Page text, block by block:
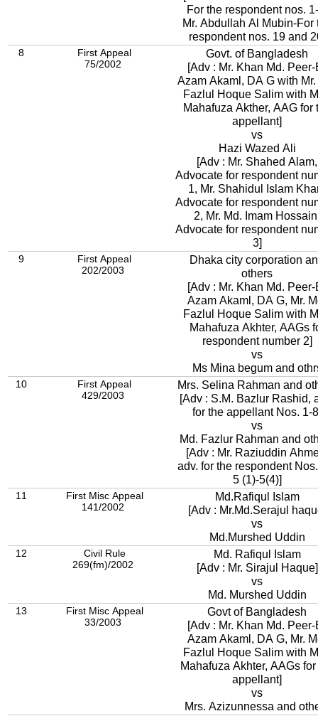
For the respondent nos.
Mr. Abdullah Al Mubin-For
respondent nos. 19 and
8
First Appeal
75/2002
Govt. of Bangladesh
[Adv : Mr. Khan Md. Peer-
Azam Akaml, DA G with Mr.
Fazlul Hoque Salim with
Mahafuza Akther, AAG for
appellant]
vs
Hazi Wazed Ali
[Adv : Mr. Shahed Alam,
Advocate for respondent
1, Mr. Shahidul Islam
Advocate for respondent
2, Mr. Md. Imam
Advocate for respondent
3]
9
First Appeal
202/2003
Dhaka city corporation
others
[Adv : Mr. Khan Md. Peer-
Azam Akaml, DA G, Mr.
Fazlul Hoque Salim with
Mahafuza Akhter, AAGs
respondent number 2]
vs
Ms Mina begum and
10
First Appeal
429/2003
Mrs. Selina Rahman and
[Adv : S.M. Bazlur Rashid,
for the appellant Nos. 1-
vs
Md. Fazlur Rahman and
[Adv : Mr. Raziuddin
adv. for the respondent
5 (1)-5(4)]
11
First Misc Appeal
141/2002
Md.Rafiqul Islam
[Adv : Mr.Md.Serajul
vs
Md.Murshed Uddin
12
Civil Rule
269(fm)/2002
Md. Rafiqul Islam
[Adv : Mr. Sirajul Haque]
vs
Md. Murshed Uddin
13
First Misc Appeal
33/2003
Govt of Bangladesh
[Adv : Mr. Khan Md. Peer-
Azam Akaml, DA G, Mr.
Fazlul Hoque Salim with
Mahafuza Akhter, AAGs for
appellant]
vs
Mrs. Azizunnessa and